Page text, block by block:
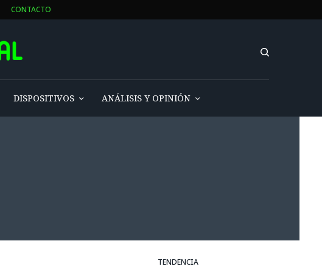
CONTACTO
DISPOSITIVOS ANÁLISIS Y OPINIÓN
TENDENCIA